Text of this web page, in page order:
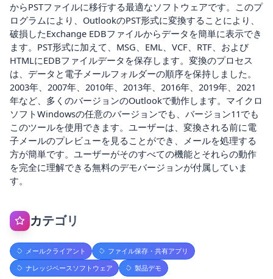
からPSTファイルに移行する最適なソフトウェアです。このプ
ログラムにより、OutlookのPST形式に変換することにより、
破損したExchange EDBファイルからデータを簡単に表示でき
ます。PST形式に加えて、MSG、EML、VCF、RTF、および
HTMLにEDBファイルデータを保存します。変換のプロセス
は、データと電子メールフォルダーの順序を保持しました。
2003年、2007年、2010年、2013年、2016年、2019年、2021
年など、多くのバージョンのOutlookで動作します。マイクロ
ソフトWindowsの任意のバージョンでも、バージョン11でも
このツールを使用できます。ユーザーは、変換される前に電
子メールのプレビューを見ることができ、メールを処理する
方が簡単です。ユーザーがそのすべての機能とそれらの動作
を完全に理解できる無料のデモバージョンが付属していま
す。
カテゴリ
メールクライアント
ファイル保存・共有アプリ
ナレッジベースソフトウェア
製品デモ